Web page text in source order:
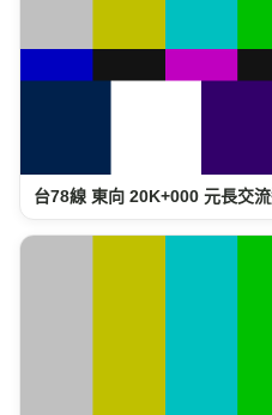
台78線 東向 20K+000 元長交